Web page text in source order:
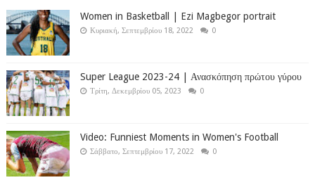
Women in Basketball | Ezi Magbegor portrait
Κυριακή, Σεπτεμβρίου 18, 2022 0
Super League 2023-24 | Ανασκόπηση πρώτου γύρου
Τρίτη, Δεκεμβρίου 05, 2023 0
Video: Funniest Moments in Women's Football
Σάββατο, Σεπτεμβρίου 17, 2022 0